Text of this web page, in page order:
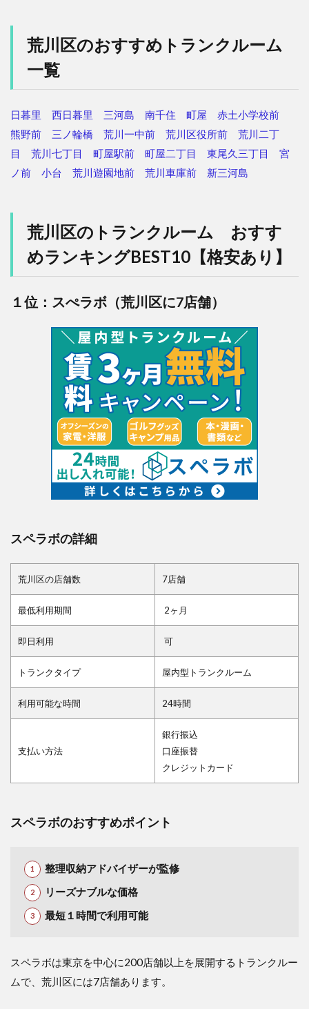
荒川区のおすすめトランクルーム
一覧
日暮里 西日暮里 三河島 南千住 町屋
赤土小学校前
熊野前
三ノ輪橋 荒川一中前 荒川区役所前
荒川二丁
目
荒川七丁目 町屋駅前 町屋二丁目 東尾久三丁目
宮
ノ前
小台 荒川遊園地前 荒川車庫前 新三河島
荒川区のトランクルーム おすす
めランキングBEST10【格安あり】
１位：スぺラボ（荒川区に7店舗）
スペラボの詳細
荒川区の店舗数 7店舗
最低利用期間 2ヶ月
即日利用 可
トランクタイプ 屋内型トランクルーム
利用可能な時間 24時間
支払い方法
銀行振込
口座振替
クレジットカード
スペラボのおすすめポイント
整理収納アドバイザーが監修
リーズナブルな価格
最短１時間で利用可能
スペラボは東京を中心に200店舗以上を展開するトランクルー
ムで、荒川区には7店舗あります。